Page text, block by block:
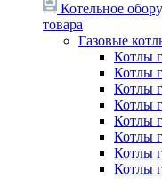
Котельное
товара
Газовые
Котлы
Котлы
Котлы
Котлы
Котлы
Котлы
Котлы
Котлы